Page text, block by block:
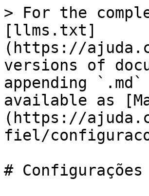
> For the
[llms.txt]
(https://
versions of
appending
available as
(https://
fiel/
# Configurações